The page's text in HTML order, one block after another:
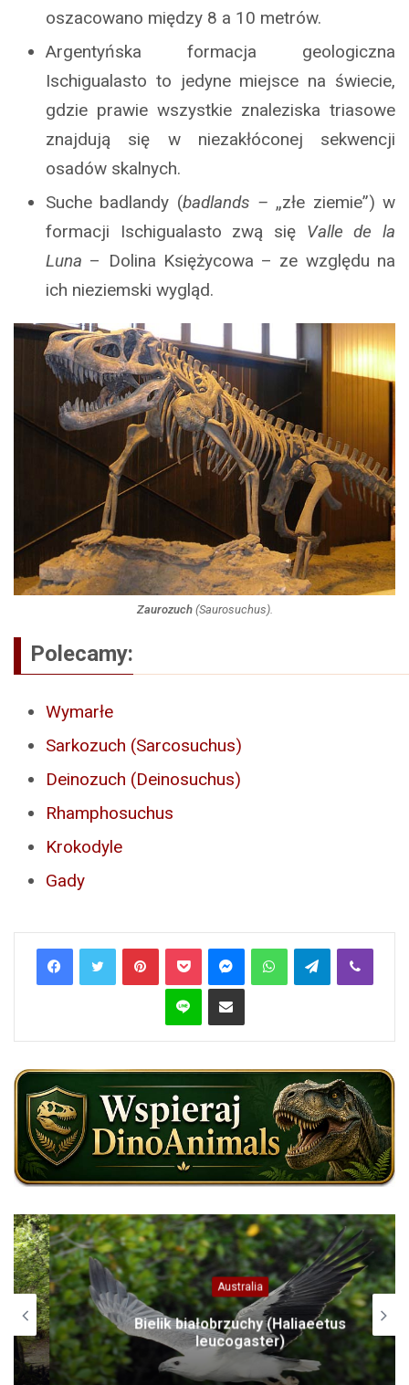
oszacowano między 8 a 10 metrów.
Argentyńska formacja geologiczna
Ischigualasto to jedyne miejsce na świecie,
gdzie prawie wszystkie znaleziska triasowe
znajdują się w niezakłóconej sekwencji
osadów skalnych.
Suche badlandy (badlands – „złe ziemie”) w
formacji Ischigualasto zwą się Valle de la
Luna – Dolina Księżycowa – ze względu na
ich nieziemski wygląd.
Zaurozuch(Saurosuchus).
Polecamy:
Wymarłe
Sarkozuch (Sarcosuchus)
Deinozuch (Deinosuchus)
Rhamphosuchus
Krokodyle
Gady
PinterestPocket MessengerWhatsAppTelegramViber
Line Share via Email
Australia
Bielik białobrzuchy (Haliaeetus
leucogaster)